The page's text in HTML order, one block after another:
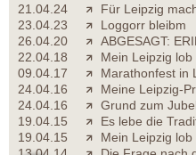
21.04.24
Für Leipzig
23.04.23
Loggorr bleibm
26.04.20
ABGESAGT:
22.04.18
Mein Leipzig lob
09.04.17
Marathonfest in
24.04.16
Meine Leipzig-
24.04.16
Grund zum
19.04.15
Es lebe die
19.04.15
Mein Leipzig lob